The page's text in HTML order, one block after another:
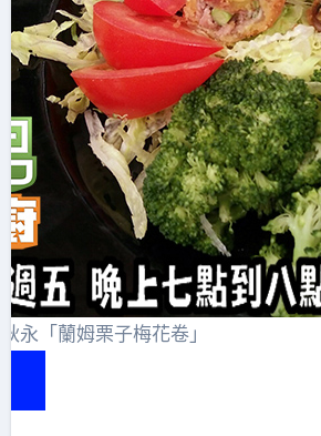
永「蘭姆栗子梅花卷」